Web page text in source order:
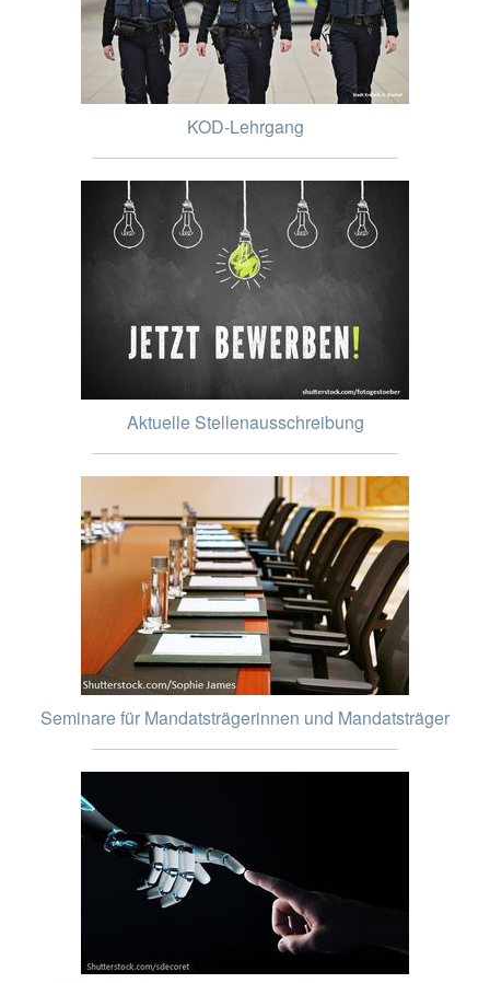
KOD-Lehrgang
Aktuelle Stellenausschreibung
Seminare für Mandatsträgerinnen und Mandatsträger